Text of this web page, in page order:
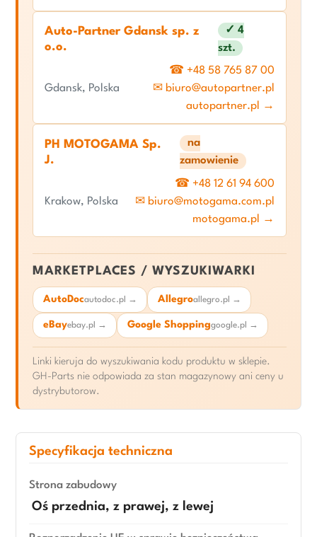
Auto-Partner Gdansk sp. z
o.o.
✓ 4
szt.
Gdansk, Polska
☎ +48 58 765 87 00
✉ biuro@autopartner.pl
autopartner.pl →
PH MOTOGAMA Sp.
J.
na
zamowienie
Krakow, Polska
☎ +48 12 61 94 600
✉ biuro@motogama.com.pl
motogama.pl →
MARKETPLACES / WYSZUKIWARKI
AutoDocautodoc.pl → Allegroallegro.pl →
eBayebay.pl → Google Shoppinggoogle.pl →
Linki kieruja do wyszukiwania kodu produktu w sklepie.
GH-Parts nie odpowiada za stan magazynowy ani ceny u
dystrybutorow.
Specyfikacja techniczna
Strona zabudowy
Oś przednia, z prawej, z lewej